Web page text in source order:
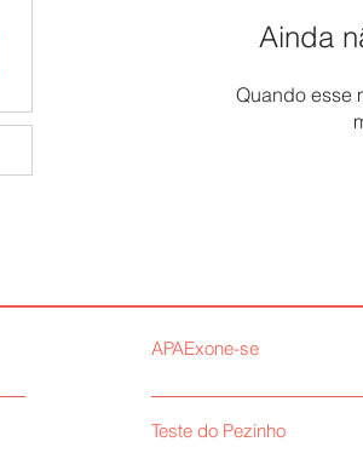
Ainda
Quando esse
APAExone-se
Teste do Pezinho